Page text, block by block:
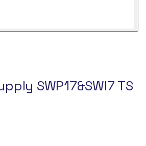
SWP17&SWI7 TS